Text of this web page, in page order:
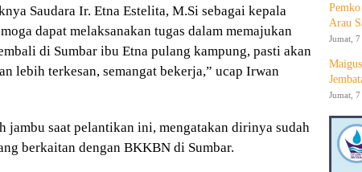
Saudara Ir. Etna Estelita, M.Si sebagai kepala
dapat melaksanakan tugas dalam memajukan
di Sumbar ibu Etna pulang kampung, pasti akan
lebih terkesan, semangat bekerja,” ucap Irwan
jambu saat pelantikan ini, mengatakan dirinya sudah
berkaitan dengan BKKBN di Sumbar.
Arau
Jumat,
Jumat,